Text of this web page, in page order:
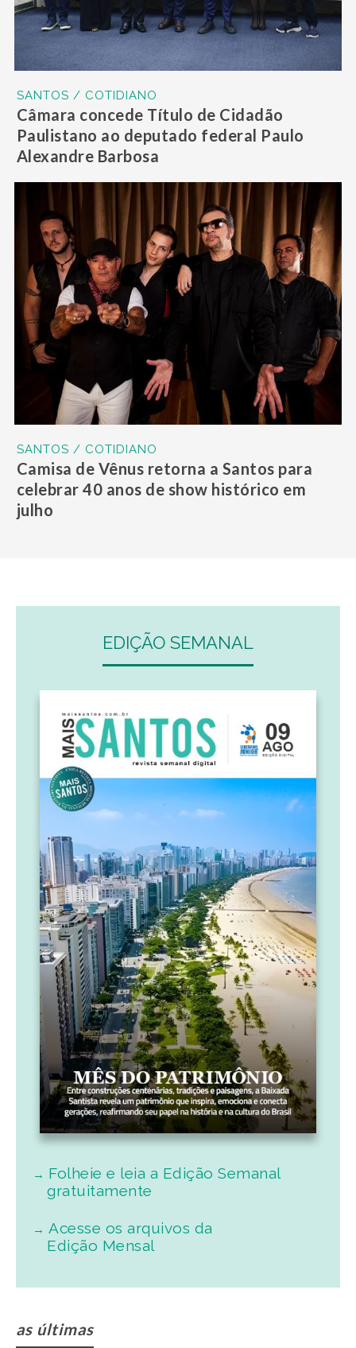
SANTOS / COTIDIANO
Câmara concede Título de Cidadão
Paulistano ao deputado federal Paulo
Alexandre Barbosa
SANTOS / COTIDIANO
Camisa de Vênus retorna a Santos para
celebrar 40 anos de show histórico em
julho
EDIÇÃO SEMANAL
Folheie e leia a Edição Semanal
gratuitamente
Acesse os arquivos da
Edição Mensal
as últimas